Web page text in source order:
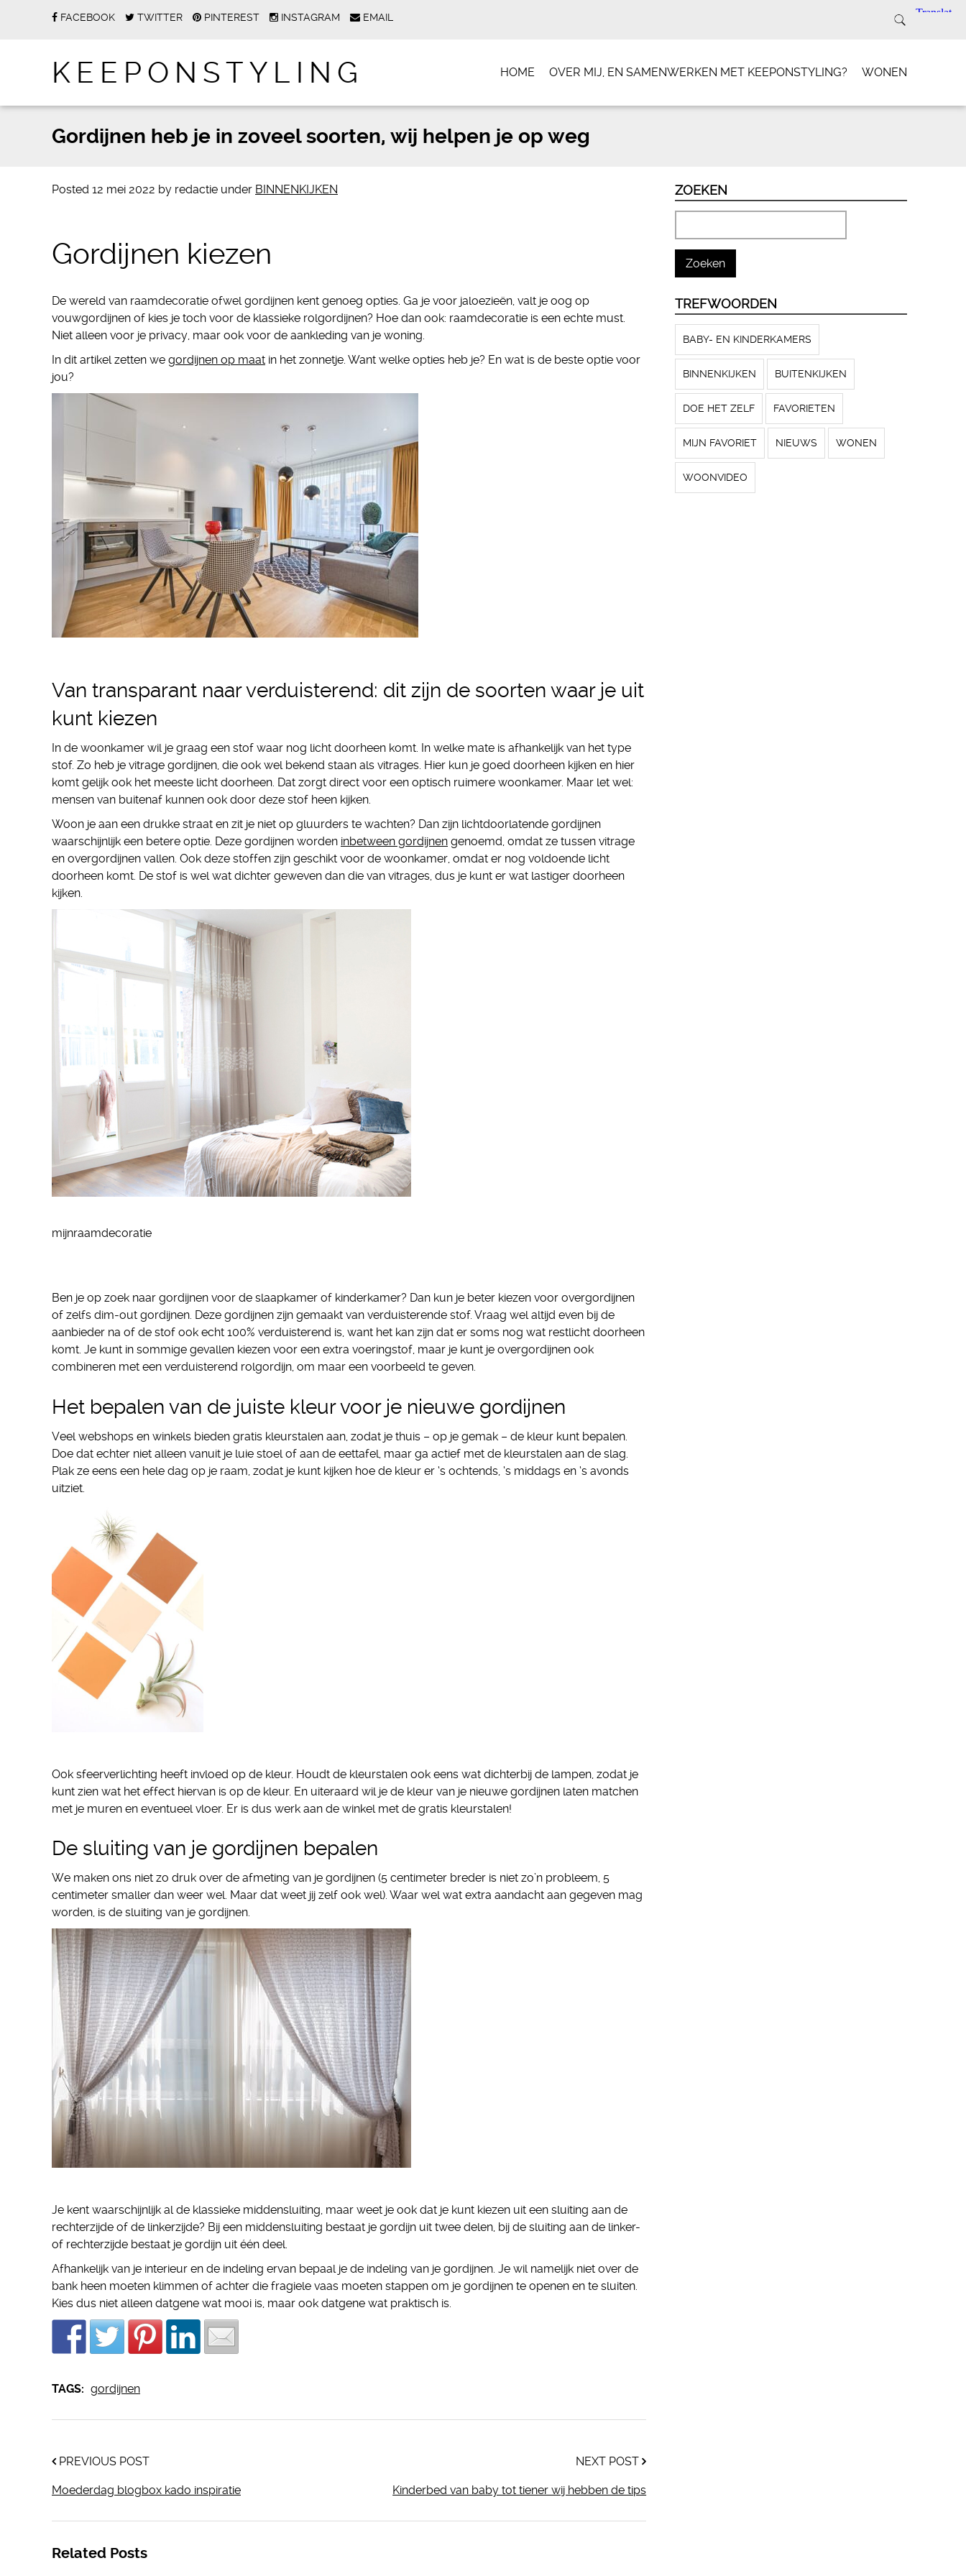
FACEBOOK TWITTER PINTEREST INSTAGRAM EMAIL
KEEPONSTYLING HOME OVER MIJ, EN SAMENWERKEN MET KEEPONSTYLING? WONEN
Gordijnen heb je in zoveel soorten, wij helpen je op weg
Posted 12 mei 2022 by redactie under BINNENKIJKEN
Gordijnen kiezen
De wereld van raamdecoratie ofwel gordijnen kent genoeg opties. Ga je voor jaloezieën, valt je oog op
vouwgordijnen of kies je toch voor de klassieke rolgordijnen? Hoe dan ook: raamdecoratie is een echte must.
Niet alleen voor je privacy, maar ook voor de aankleding van je woning.
In dit artikel zetten we gordijnen op maat in het zonnetje. Want welke opties heb je? En wat is de beste optie voor
jou?
Van transparant naar verduisterend: dit zijn de soorten waar je uit
kunt kiezen
In de woonkamer wil je graag een stof waar nog licht doorheen komt. In welke mate is afhankelijk van het type
stof. Zo heb je vitrage gordijnen, die ook wel bekend staan als vitrages. Hier kun je goed doorheen kijken en hier
komt gelijk ook het meeste licht doorheen. Dat zorgt direct voor een optisch ruimere woonkamer. Maar let wel:
mensen van buitenaf kunnen ook door deze stof heen kijken.
Woon je aan een drukke straat en zit je niet op gluurders te wachten? Dan zijn lichtdoorlatende gordijnen
waarschijnlijk een betere optie. Deze gordijnen worden inbetween gordijnen genoemd, omdat ze tussen vitrage
en overgordijnen vallen. Ook deze stoffen zijn geschikt voor de woonkamer, omdat er nog voldoende licht
doorheen komt. De stof is wel wat dichter geweven dan die van vitrages, dus je kunt er wat lastiger doorheen
kijken.
mijnraamdecoratie
Ben je op zoek naar gordijnen voor de slaapkamer of kinderkamer? Dan kun je beter kiezen voor overgordijnen
of zelfs dim-out gordijnen. Deze gordijnen zijn gemaakt van verduisterende stof. Vraag wel altijd even bij de
aanbieder na of de stof ook echt 100% verduisterend is, want het kan zijn dat er soms nog wat restlicht doorheen
komt. Je kunt in sommige gevallen kiezen voor een extra voeringstof, maar je kunt je overgordijnen ook
combineren met een verduisterend rolgordijn, om maar een voorbeeld te geven.
Het bepalen van de juiste kleur voor je nieuwe gordijnen
Veel webshops en winkels bieden gratis kleurstalen aan, zodat je thuis – op je gemak – de kleur kunt bepalen.
Doe dat echter niet alleen vanuit je luie stoel of aan de eettafel, maar ga actief met de kleurstalen aan de slag.
Plak ze eens een hele dag op je raam, zodat je kunt kijken hoe de kleur er ‘s ochtends, ‘s middags en ‘s avonds
uitziet.
Ook sfeerverlichting heeft invloed op de kleur. Houdt de kleurstalen ook eens wat dichterbij de lampen, zodat je
kunt zien wat het effect hiervan is op de kleur. En uiteraard wil je de kleur van je nieuwe gordijnen laten matchen
met je muren en eventueel vloer. Er is dus werk aan de winkel met de gratis kleurstalen!
De sluiting van je gordijnen bepalen
We maken ons niet zo druk over de afmeting van je gordijnen (5 centimeter breder is niet zo’n probleem, 5
centimeter smaller dan weer wel. Maar dat weet jij zelf ook wel). Waar wel wat extra aandacht aan gegeven mag
worden, is de sluiting van je gordijnen.
Je kent waarschijnlijk al de klassieke middensluiting, maar weet je ook dat je kunt kiezen uit een sluiting aan de
rechterzijde of de linkerzijde? Bij een middensluiting bestaat je gordijn uit twee delen, bij de sluiting aan de linker-
of rechterzijde bestaat je gordijn uit één deel.
Afhankelijk van je interieur en de indeling ervan bepaal je de indeling van je gordijnen. Je wil namelijk niet over de
bank heen moeten klimmen of achter die fragiele vaas moeten stappen om je gordijnen te openen en te sluiten.
Kies dus niet alleen datgene wat mooi is, maar ook datgene wat praktisch is.
TAGS: gordijnen
PREVIOUS POST
Moederdag blogbox kado inspiratie
NEXT POST
Kinderbed van baby tot tiener wij hebben de tips
Related Posts
ZOEKEN
TREFWOORDEN
BABY- EN KINDERKAMERS
BINNENKIJKEN BUITENKIJKEN
DOE HET ZELF FAVORIETEN
MIJN FAVORIET NIEUWS WONEN
WOONVIDEO